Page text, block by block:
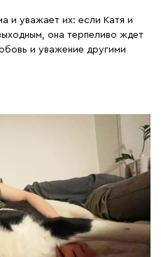
и уважает их: если Катя и
она терпеливо ждет
и уважение другими